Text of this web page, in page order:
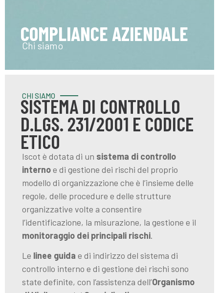
COMPLIANCE AZIENDALE
Chi siamo
CHI SIAMO
SISTEMA DI CONTROLLO
D.LGS. 231/2001 E CODICE
ETICO
Iscot è dotata di un sistema di controllo
internoe di gestione dei rischi del proprio
modello di organizzazione che è l’insieme delle
regole, delle procedure e delle strutture
organizzative volte a consentire
l’identificazione, la misurazione, la gestione e il
monitoraggio dei principali rischi.
Le linee guida e di indirizzo del sistema di
controllo interno e di gestione dei rischi sono
state definite, con l’assistenza dell’Organismo